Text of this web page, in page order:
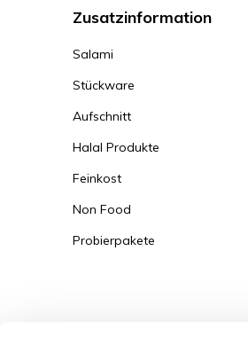
Zusatzinformation
Salami
Stückware
Aufschnitt
Halal Produkte
Feinkost
Non Food
Probierpakete